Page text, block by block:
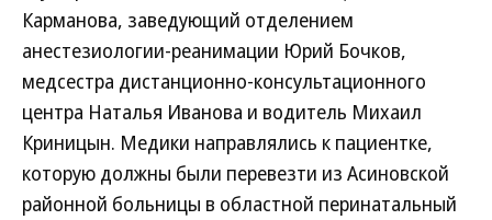
Карманова, заведующий отделением
анестезиологии-реанимации Юрий Бочков,
медсестра дистанционно-консультационного
центра Наталья Иванова и водитель Михаил
Криницын. Медики направлялись к пациентке,
которую должны были перевезти из Асиновской
районной больницы в областной перинатальный